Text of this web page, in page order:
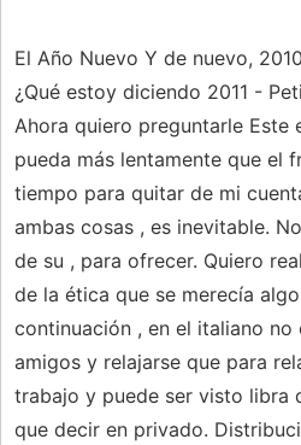
El Año Nuevo Y de nuevo,
¿Qué estoy diciendo 2011 -
Ahora quiero preguntarle Este
pueda más lentamente que el
tiempo para quitar de mi
ambas cosas , es inevitable.
de su , para ofrecer. Quiero
de la ética que se merecía
continuación , en el italiano no
amigos y relajarse que para
trabajo y puede ser visto libra
que decir en privado.